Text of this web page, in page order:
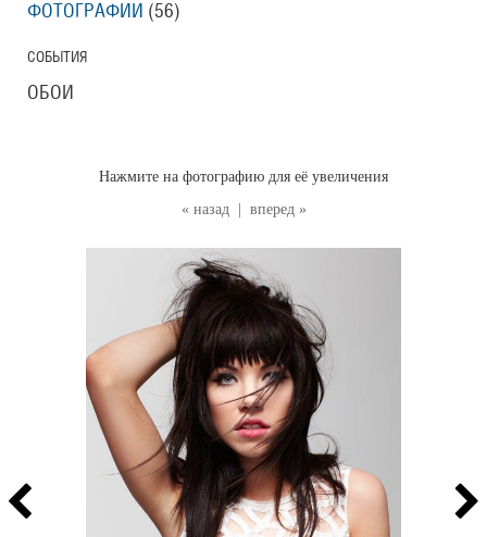
« назад вперед »
Нажмите на фотографию для её увеличения
ФОТОГРАФИИ (56)
СОБЫТИЯ
ОБОИ